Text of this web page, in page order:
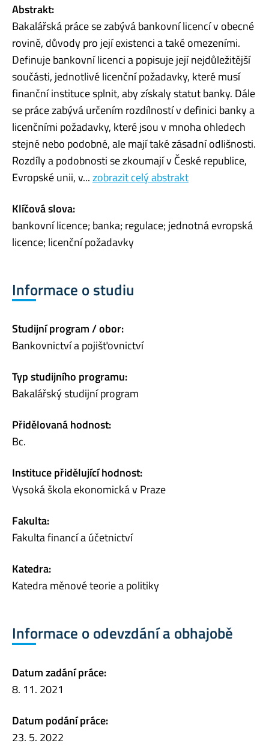
Abstrakt:
Bakalářská práce se zabývá bankovní licencí v obecné
rovině, důvody pro její existenci a také omezeními.
Definuje bankovní licenci a popisuje její nejdůležitější
součásti, jednotlivé licenční požadavky, které musí
finanční instituce splnit, aby získaly statut banky. Dále
se práce zabývá určením rozdílností v definici banky a
licenčními požadavky, které jsou v mnoha ohledech
stejné nebo podobné, ale mají také zásadní odlišnosti.
Rozdíly a podobnosti se zkoumají v České republice,
Evropské unii, v...zobrazit celý abstrakt
Klíčová slova:
bankovní licence; banka; regulace; jednotná evropská
licence; licenční požadavky
Informace o studiu
Studijní program / obor:
Bankovnictví a pojišťovnictví
Typ studijního programu:
Bakalářský studijní program
Přidělovaná hodnost:
Bc.
Instituce přidělující hodnost:
Vysoká škola ekonomická v Praze
Fakulta:
Fakulta financí a účetnictví
Katedra:
Katedra měnové teorie a politiky
Informace o odevzdání a obhajobě
Datum zadání práce:
8. 11. 2021
Datum podání práce:
23. 5. 2022